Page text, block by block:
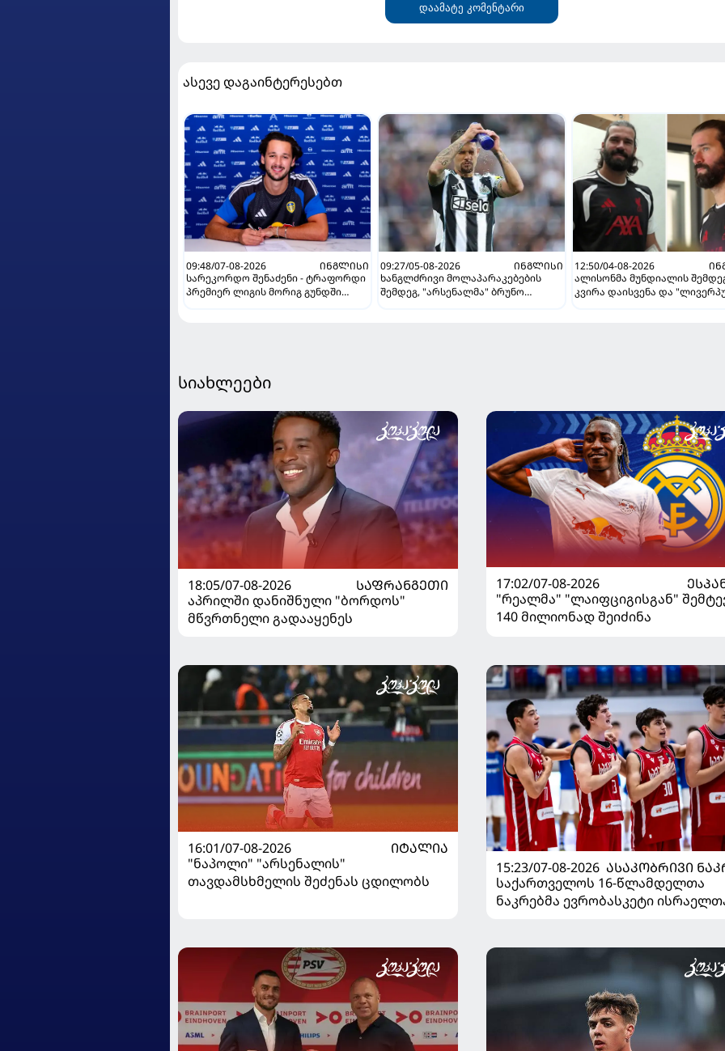
დაამატე კომენტარი
ასევე დაგაინტერესებთ
09:48/07-08-2026
ᲘᲜᲒᲚᲘᲡᲘ
სარეკორდო შენაძენი - ტრაფორდი
პრემიერ ლიგის მორიგ გუნდში
09:27/05-08-2026
ᲘᲜᲒᲚᲘᲡᲘ
ხანგლძრივი მოლაპარაკებების
შემდეგ, "არსენალმა" ბრუნო
12:50/04-08-2026
ალისონმა მუნდიალის
კვირა დაისვენა და
სიახლეები
18:05/07-08-2026
ᲡᲐᲤᲠᲐᲜᲒᲔᲗᲘ
აპრილში დანიშნული "ბორდოს"
მწვრთნელი გადააყენეს
17:02/07-08-2026
"რეალმა" "ლაიფციგისგან"
140 მილიონად შეიძინა
16:01/07-08-2026
ᲘᲢᲐᲚᲘᲐ
"ნაპოლი" "არსენალის"
თავდამსხმელის შეძენას ცდილობს
15:23/07-08-2026 ᲐᲡᲐᲙᲝᲑᲠᲘᲕᲘ
საქართველოს 16-წლამდელთა
ნაკრებმა ევრობასკეტი